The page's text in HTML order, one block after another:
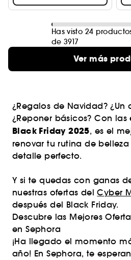
Has visto 24
de 3917
Ver más
¿Regalos de Navidad?
¿Reponer básicos? Con las
Black Friday 2025, es el
renovar tu rutina de
detalle perfecto.
Y si te quedas con ganas
nuestras ofertas delCyber
después del Black Friday.
Descubre las Mejores
en Sephora
¡Ha llegado el momento
año! En Sephora, te